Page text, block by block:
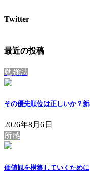
Twitter
最近の投稿
勉強法
その優先順位は正しいか？
2026年8月6日
所感
価値観を構築していくために